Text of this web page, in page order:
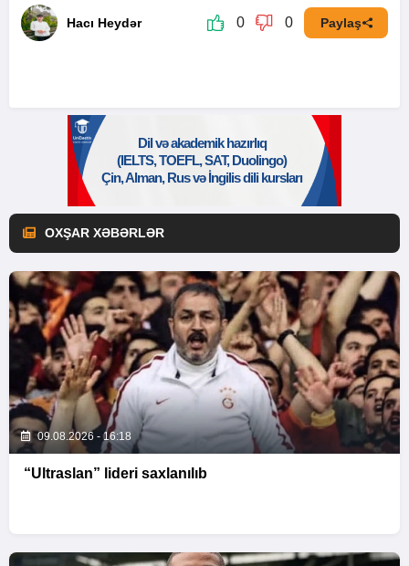
Hacı Heydər 0 0 Paylaş
OXŞAR XƏBƏRLƏR
09.08.2026 - 16:18
“Ultraslan” lideri saxlanılıb